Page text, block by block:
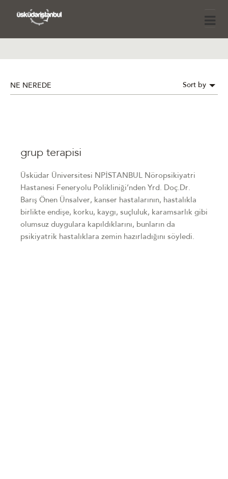
NE NEREDE Sort by
grup terapisi
Üsküdar Üniversitesi NPİSTANBUL Nöropsikiyatri
Hastanesi Feneryolu Polikliniği’nden Yrd. Doç.Dr.
Barış Önen Ünsalver, kanser hastalarının, hastalıkla
birlikte endişe, korku, kaygı, suçluluk, karamsarlık gibi
olumsuz duygulara kapıldıklarını, bunların da
psikiyatrik hastalıklara zemin hazırladığını söyledi.